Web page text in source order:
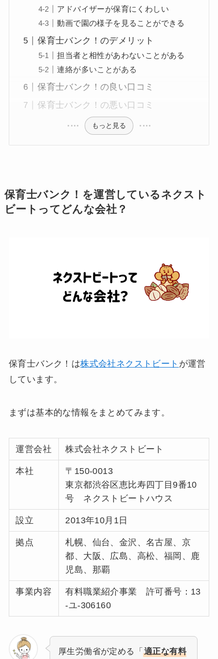
アドバイザーが保育にくわしい
動画で園の様子を見ることができる
保育士バンク！のデメリット
担当者と相性があわないことがある
連絡が多いことがある
保育士バンク！の良い口コミ
保育士バンク！の悪い口コミ
もっと見る
保育士バンク！を運営しているネクスト
ビートってどんな会社？
保育士バンク！は株式会社ネクストビート が運営
しています。
まずは基本的な情報をまとめてみます。
運営会社 株式会社ネクストビート
本社
〒150-0013
東京都渋谷区恵比寿四丁目9番10
号 ネクストビートハウス
設立 2013年10月1日
拠点
札幌、仙台、金沢、名古屋、京
都、大阪、広島、高松、福岡、鹿
児島、那覇
事業内容
有料職業紹介事業 許可番号：13
-ユ-306160
厚生労働省が定める「 適正な有料